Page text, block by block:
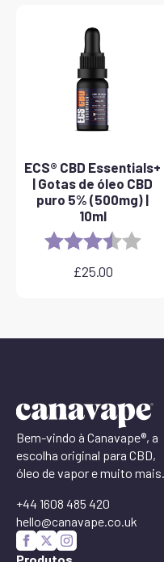
a
40,00
ECS® CBD Essentials+
| Gotas de óleo CBD
puro 5% (500mg) |
10ml
Rating: 3.8
£25.00
Bem-vindo à Canavape®, a
escolha original para CBD,
óleo de vapor e muito mais.
+44 1608 485 420
hello@canavape.co.uk